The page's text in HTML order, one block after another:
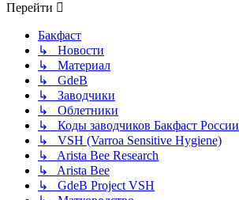
Перейти
Бакфаст
↳ Новости
↳ Материал
↳ GdeB
↳ Заводчики
↳ Облетники
↳ Коды заводчиков Бакфаст России
↳ VSH (Varroa Sensitive Hygiene)
↳ Arista Bee Research
↳ Arista Bee
↳ GdeB Project VSH